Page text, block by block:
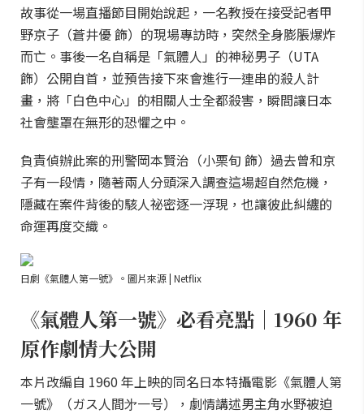
故事從一場直播節目開始說起，一名教授在接受記者甲
野京子（蒼井優 飾）的現場專訪時，突然全身膨脹爆炸
而亡。事後一名自稱是「氣體人」的神秘男子（UTA
飾）公開自首，並預告接下來會進行一連串的殺人計
畫，將「白色中心」的相關人士全都殺害，瞬間讓日本
社會壟罩在無形的恐懼之中。
負責偵辦此案的刑警岡本賢治（小栗旬 飾）過去曾和京
子有一段情，隨著兩人分頭深入調查這場超自然危機，
隱藏在案件背後的駭人祕密逐一浮現，也讓彼此糾纏的
命運再度交織。
日劇《氣體人第一號》。圖片來源 | Netflix
《氣體人第一號》必看亮點｜1960 年
原作劇情大公開
本片改編自 1960 年上映的同名日本特攝電影《氣體人第
一號》（ガス人間㐧一号），劇情講述男主角水野被迫